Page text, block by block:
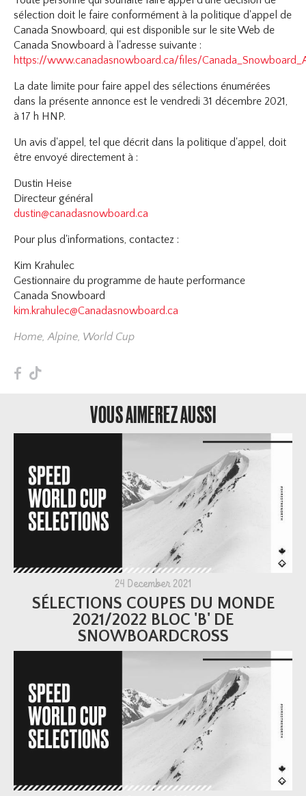
sélection doit le faire conformément à la politique d'appel de
Canada Snowboard, qui est disponible sur le site Web de
Canada Snowboard à l'adresse suivante :
https://www.canadasnowboard.ca/files/
La date limite pour faire appel des sélections énumérées
dans la présente annonce est le vendredi 31 décembre 2021,
à 17 h HNP.
Un avis d'appel, tel que décrit dans la politique d'appel, doit
être envoyé directement à :
Dustin Heise
Directeur général
dustin@canadasnowboard.ca
Pour plus d'informations, contactez :
Kim Krahulec
Gestionnaire du programme de haute performance
Canada Snowboard
kim.krahulec@Canadasnowboard.ca
Home,Alpine, World Cup
F T
VOUS AIMEREZ AUSSI
24 December 2021
SÉLECTIONS COUPES DU MONDE
2021/2022 BLOC 'B' DE
SNOWBOARDCROSS